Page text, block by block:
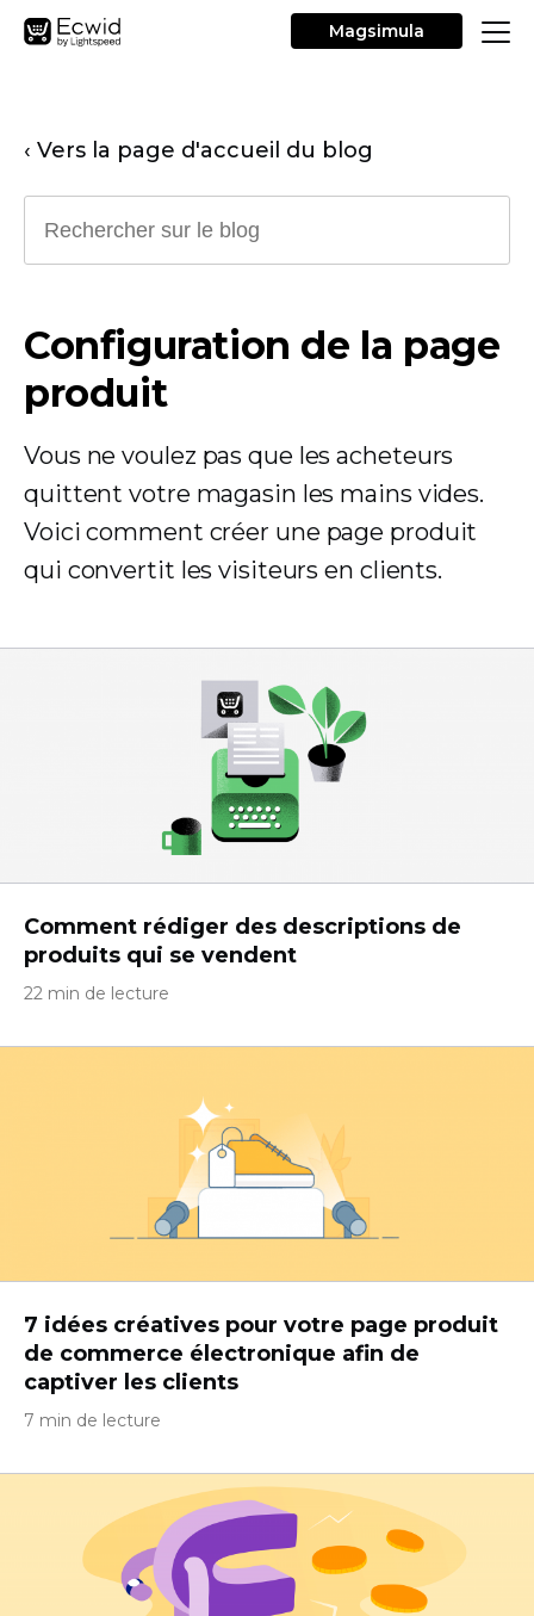
Magsimula
‹ Vers la page d'accueil du blog
Configuration de la page
produit
Vous ne voulez pas que les acheteurs
quittent votre magasin les mains vides.
Voici comment créer une page produit
qui convertit les visiteurs en clients.
Comment rédiger des descriptions de
produits qui se vendent
22 min de lecture
7 idées créatives pour votre page produit
de commerce électronique afin de
captiver les clients
7 min de lecture